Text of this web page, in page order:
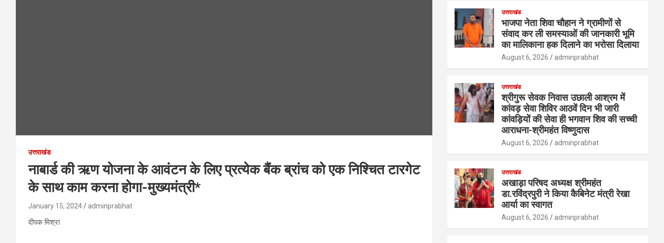
उत्तराखंड
नाबार्ड की ऋण योजना के आवंटन के लिए प्रत्येक बैंक ब्रांच को एक निश्चित टारगेट
के साथ काम करना होगा-मुख्यमंत्री*
January 15, 2024 adminprabhat
दीपक मिश्रा
उत्तराखंड
भाजपा नेता शिवा चौहान ने ग्रामीणों से
संवाद कर ली समस्याओं की जानकारी भूमि
का मालिकाना हक दिलाने का भरोसा दिलाया
August 6, 2026 adminprabhat
उत्तराखंड
श्रीगुरू सेवक निवास उछाली आश्रम में
कांवड़ सेवा शिविर आठवें दिन भी जारी
कांवड़ियों की सेवा ही भगवान शिव की सच्ची
आराधना-श्रीमहंत विष्णुदास
August 6, 2026 adminprabhat
उत्तराखंड
अखाड़ा परिषद अध्यक्ष श्रीमहंत
डा.रविंद्रपुरी ने किया कैबिनेट मंत्री रेखा
आर्या का स्वागत
August 6, 2026 adminprabhat